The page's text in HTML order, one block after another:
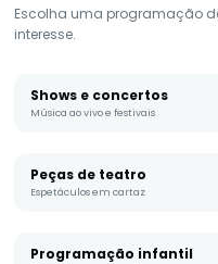
Escolha uma programação
interesse.
Shows e concertos
Música ao vivo e festivais
Peças de teatro
Espetáculos em cartaz
Programação infantil